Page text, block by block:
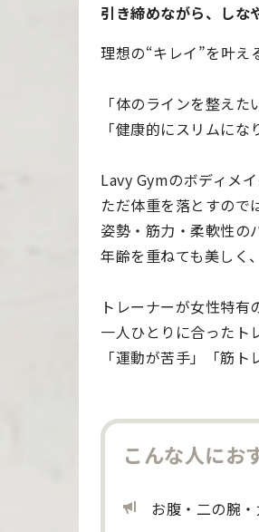
引き締めながら、しな
理想の“キレイ”を叶え
「体のラインを整え
「健康的にスリムに
Lavy Gymのボディメイ
ただ体重を落とすので
姿勢・筋力・柔軟性の
年齢を重ねても美しく
トレーナーが女性特有
一人ひとりに合ったト
「運動が苦手」「筋
こんな人にお
お腹・二の腕